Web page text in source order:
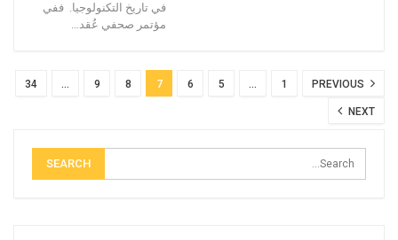
في تاريخ التكنولوجيا. ففي
مؤتمر صحفي عُقد…
1
…
5
6
7
8
9
…
34
NEXT